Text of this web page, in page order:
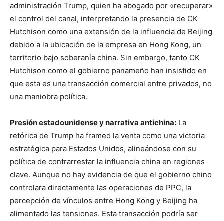
administración Trump, quien ha abogado por «recuperar»
el control del canal, interpretando la presencia de CK
Hutchison como una extensión de la influencia de Beijing
debido a la ubicación de la empresa en Hong Kong, un
territorio bajo soberanía china. Sin embargo, tanto CK
Hutchison como el gobierno panameño han insistido en
que esta es una transacción comercial entre privados, no
una maniobra política.
Presión estadounidense y narrativa antichina: La
retórica de Trump ha framed la venta como una victoria
estratégica para Estados Unidos, alineándose con su
política de contrarrestar la influencia china en regiones
clave. Aunque no hay evidencia de que el gobierno chino
controlara directamente las operaciones de PPC, la
percepción de vínculos entre Hong Kong y Beijing ha
alimentado las tensiones. Esta transacción podría ser